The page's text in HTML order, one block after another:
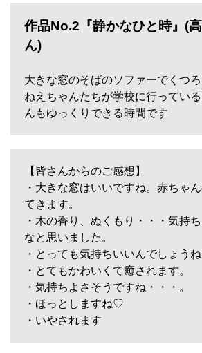
作品No.2『静かなひと時』(
ん)
大きな窓のそばのソファーでくつ
ねえちゃんたちが学校に行ってい
んもゆっくりできる時間です
【皆さんからのご感想】
・大きな窓はいいですね。赤ちゃ
てきます。
・木の香り、ぬくもり・・・気持
なと思いました。
・とっても気持ちいいんでしょう
・とてもかわいくて癒されます。
・気持ちよさそうですね・・・。
・ほっとしますね♡
・いやされます